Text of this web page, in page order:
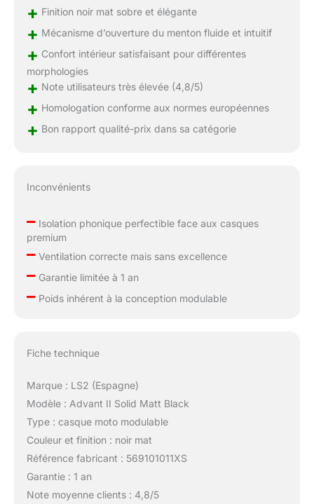
+ Finition noir mat sobre et élégante
+ Mécanisme d’ouverture du menton fluide et intuitif
+ Confort intérieur satisfaisant pour différentes
morphologies
+ Note utilisateurs très élevée (4,8/5)
+ Homologation conforme aux normes européennes
+ Bon rapport qualité-prix dans sa catégorie
Inconvénients
–Isolation phonique perfectible face aux casques
premium
–Ventilation correcte mais sans excellence
–Garantie limitée à 1 an
–Poids inhérent à la conception modulable
Fiche technique
Marque : LS2 (Espagne)
Modèle : Advant II Solid Matt Black
Type : casque moto modulable
Couleur et finition : noir mat
Référence fabricant : 569101011XS
Garantie : 1 an
Note moyenne clients : 4,8/5